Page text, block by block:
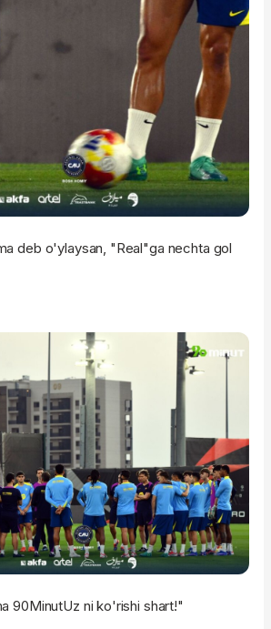
deb o'ylaysan, "Real"ga nechta gol
90MinutUz ni ko'rishi shart!"